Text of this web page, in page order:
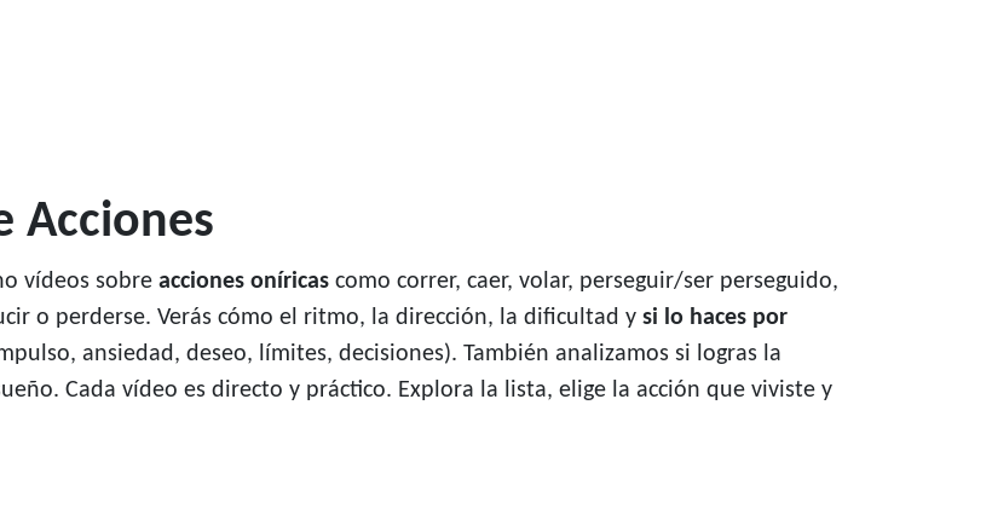
Acciones
vídeos sobre acciones oníricas como correr, caer, volar, perseguir/ser perseguido,
o perderse. Verás cómo el ritmo, la dirección, la dificultad y si lo haces por
ansiedad, deseo, límites, decisiones). También analizamos si logras la
Cada vídeo es directo y práctico. Explora la lista, elige la acción que viviste y